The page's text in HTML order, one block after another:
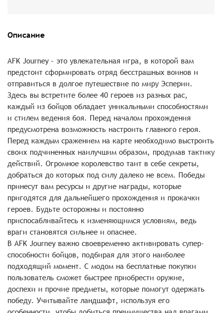
Описание
AFK Journey – это увлекательная игра, в которой вам
предстоит сформировать отряд бесстрашных воинов и
отправиться в долгое путешествие по миру Эсперии.
Здесь вы встретите более 40 героев из разных рас,
каждый из бойцов обладает уникальными способностями
и стилем ведения боя. Перед началом прохождения
предусмотрена возможность настроить главного героя.
Перед каждым сражением на карте необходимо выстроить
своих подчиненных наилучшим образом, продумав тактику
действий. Огромное королевство таит в себе секреты,
добраться до которых под силу далеко не всем. Победы
принесут вам ресурсы и другие награды, которые
пригодятся для дальнейшего прохождения и прокачки
героев. Будьте осторожны и постоянно
приспосабливайтесь к изменяющимся условиям, ведь
враги становятся сильнее и опаснее.
В AFK Journey важно своевременно активировать супер-
способности бойцов, подбирая для этого наиболее
подходящий момент. С модом на бесплатные покупки
пользователь сможет быстрее приобрести оружие,
доспехи и прочие предметы, которые помогут одержать
победу. Учитывайте ландшафт, используя его